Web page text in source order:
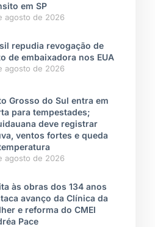
em SP
agosto de 2026
repudia revogação de
de embaixadora nos EUA
agosto de 2026
Grosso do Sul entra em
para tempestades;
deve registrar
ventos fortes e queda
agosto de 2026
às obras dos 134 anos
avanço da Clínica da
e reforma do CMEI
Pace